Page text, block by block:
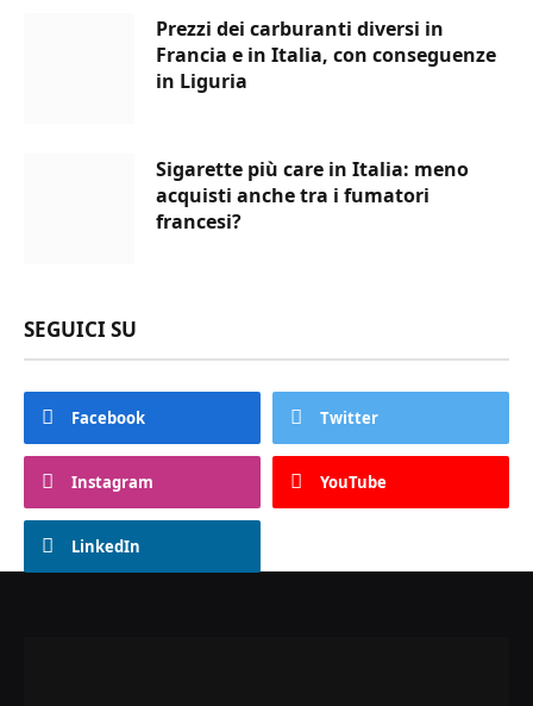
Prezzi dei carburanti diversi in
Francia e in Italia, con conseguenze
in Liguria
Sigarette più care in Italia: meno
acquisti anche tra i fumatori
francesi?
SEGUICI SU
Facebook Twitter
Instagram YouTube
LinkedIn